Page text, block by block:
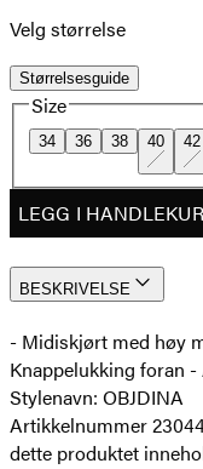
Velg størrelse
Størrelsesguide
Size
34 36 38 40 42
LEGG I
BESKRIVELSE
- Midiskjørt med høy
Knappelukking foran
Stylenavn: OBJDINA
Artikkelnummer
dette produktet